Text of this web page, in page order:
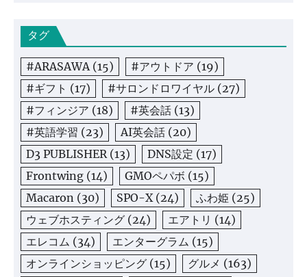
タグ
#ARASAWA (15) #アウトドア (19)
#ギフト (17) #サロンドロワイヤル (27)
#フィンジア (18) #英会話 (13)
#英語学習 (23) AI英会話 (20)
D3 PUBLISHER (13) DNS設定 (17)
Frontwing (14) GMOペパボ (15)
Macaron (30) SPO-X (24) ふわ姫 (25)
ウェブホスティング (24) エアトリ (14)
エレコム (34) エンターグラム (15)
オンラインショッピング (15) グルメ (163)